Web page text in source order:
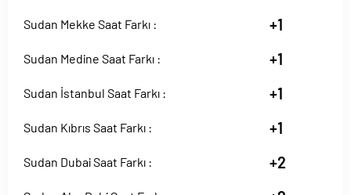
Sudan Mekke Saat Farkı : +1
Sudan Medine Saat Farkı : +1
Sudan İstanbul Saat Farkı : +1
Sudan Kıbrıs Saat Farkı : +1
Sudan Dubai Saat Farkı : +2